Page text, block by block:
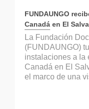
FUNDAUNGO
Canadá en El
La Fundación
(FUNDAUNGO)
instalaciones a la
Canadá en El
el marco de una